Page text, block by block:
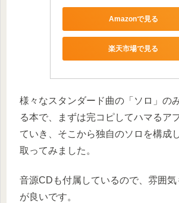
Amazonで見る
楽天市場で見る
様々なスタンダード曲の「ソロ」の
る本で、まずは完コピしてハマるア
ていき、そこから独自のソロを構成
取ってみました。
音源CDも付属しているので、雰囲
が良いです。